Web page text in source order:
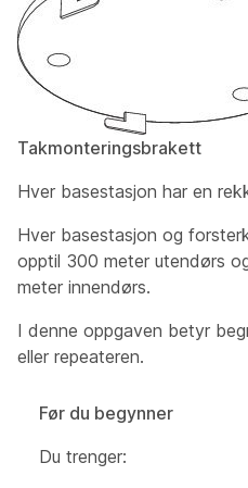
Takmonteringsbrakett
Hver basestasjon har en
Hver basestasjon og
opptil 300 meter utendørs
meter innendørs.
I denne oppgaven betyr
eller repeateren.
Før du begynner
Du trenger: